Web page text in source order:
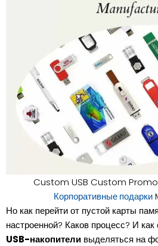
Custom USB Custom
Корпоративные подарки
Но как перейти от пустой карты
настроенной? Каков процесс? И
USB-накопители выделяться на